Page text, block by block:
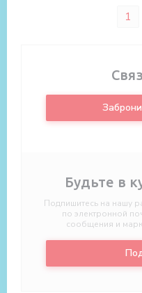
1
Будьте в
Подпишитесь на нашу
по электронной
сообщения и